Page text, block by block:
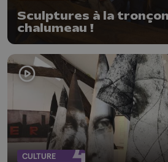
Sculptures à la
chalumeau !
CULTURE